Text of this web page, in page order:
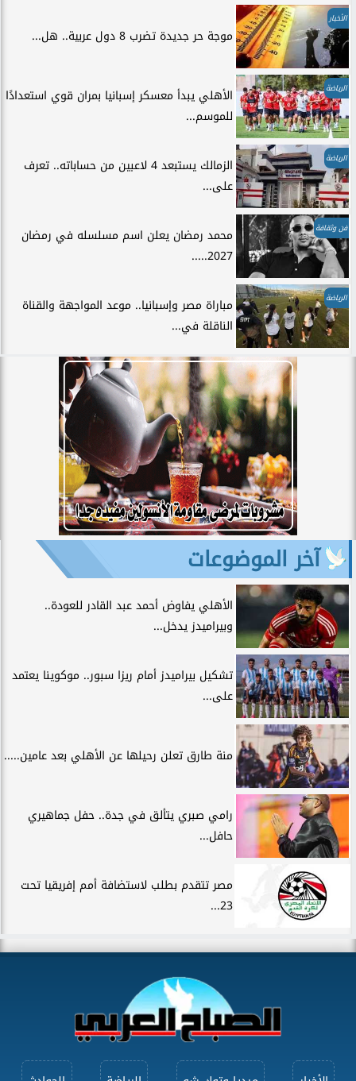
الأخبار
موجة حر جديدة تضرب 8 دول عربية.. هل...
الرياضة
الأهلي يبدأ معسكر إسبانيا بمران قوي استعدادًا
للموسم...
الرياضة
الزمالك يستبعد 4 لاعبين من حساباته.. تعرف
على...
فن وثقافة
محمد رمضان يعلن اسم مسلسله في رمضان
2027.....
الرياضة
مباراة مصر وإسبانيا.. موعد المواجهة والقناة
الناقلة في...
آخر الموضوعات
الأهلي يفاوض أحمد عبد القادر للعودة..
وبيراميدز يدخل...
تشكيل بيراميدز أمام ريزا سبور.. موكوينا يعتمد
على...
منة طارق تعلن رحيلها عن الأهلي بعد عامين.....
رامي صبري يتألق في جدة.. حفل جماهيري
حافل...
مصر تتقدم بطلب لاستضافة أمم إفريقيا تحت
23...